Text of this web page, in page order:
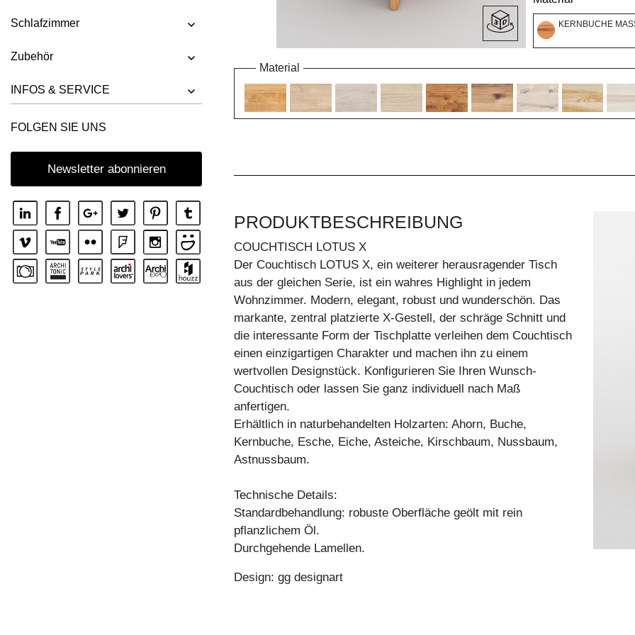
Schlafzimmer
Zubehör
INFOS & SERVICE
FOLGEN SIE UNS
Newsletter abonnieren
KERNBUCHE
Material
PRODUKTBESCHREIBUNG
COUCHTISCH LOTUS X
Der Couchtisch LOTUS X, ein weiterer herausragender Tisch
aus der gleichen Serie, ist ein wahres Highlight in jedem
Wohnzimmer. Modern, elegant, robust und wunderschön. Das
markante, zentral platzierte X-Gestell, der schräge Schnitt und
die interessante Form der Tischplatte verleihen dem Couchtisch
einen einzigartigen Charakter und machen ihn zu einem
wertvollen Designstück. Konfigurieren Sie Ihren Wunsch-
Couchtisch oder lassen Sie ganz individuell nach Maß
anfertigen.
Erhältlich in naturbehandelten Holzarten: Ahorn, Buche,
Kernbuche, Esche, Eiche, Asteiche, Kirschbaum, Nussbaum,
Astnussbaum.
Technische Details:
Standardbehandlung: robuste Oberfläche geölt mit rein
pflanzlichem Öl.
Durchgehende Lamellen.
Design: gg designart